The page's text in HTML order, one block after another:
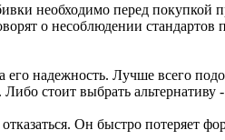
необходимо перед покупкой
о несоблюдении стандартов
его надежность. Лучше всего
стоит выбрать
Он быстро потеряет